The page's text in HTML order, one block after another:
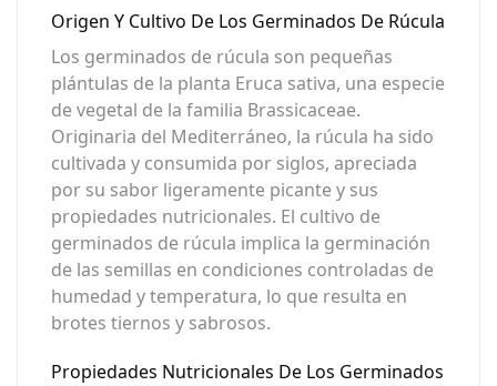
Origen Y Cultivo De Los Germinados De Rúcula
Los germinados de rúcula son pequeñas
plántulas de la planta Eruca sativa, una especie
de vegetal de la familia Brassicaceae.
Originaria del Mediterráneo, la rúcula ha sido
cultivada y consumida por siglos, apreciada
por su sabor ligeramente picante y sus
propiedades nutricionales. El cultivo de
germinados de rúcula implica la germinación
de las semillas en condiciones controladas de
humedad y temperatura, lo que resulta en
brotes tiernos y sabrosos.
Propiedades Nutricionales De Los Germinados